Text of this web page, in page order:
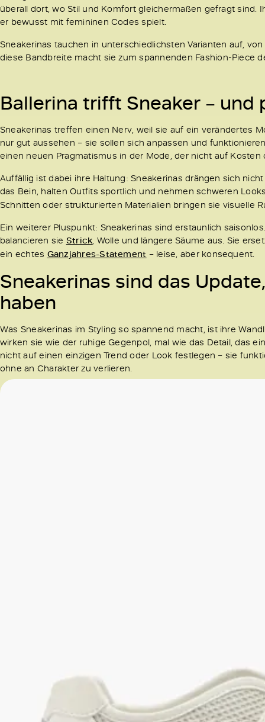
überall dort, wo Stil und Komfort gleichermaßen gefragt
er bewusst mit femininen Codes spielt.
Sneakerinas tauchen in unterschiedlichsten Varianten auf,
diese Bandbreite macht sie zum spannenden Fashion-Piece
Ballerina trifft Sneaker –
Sneakerinas treffen einen Nerv, weil sie auf ein verändertes
nur gut aussehen – sie sollen sich anpassen und
einen neuen Pragmatismus in der Mode, der nicht auf
Auffällig ist dabei ihre Haltung: Sneakerinas drängen sich
das Bein, halten Outfits sportlich und nehmen schweren
Schnitten oder strukturierten Materialien bringen sie visuelle
Ein weiterer Pluspunkt: Sneakerinas sind erstaunlich
balancieren sie Strick, Wolle und längere Säume aus. Sie
ein echtes Ganzjahres-Statement – leise, aber konsequent.
Sneakerinas sind das
haben
Was Sneakerinas im Styling so spannend macht, ist ihre
wirken sie wie der ruhige Gegenpol, mal wie das Detail, das
nicht auf einen einzigen Trend oder Look festlegen – sie
ohne an Charakter zu verlieren.